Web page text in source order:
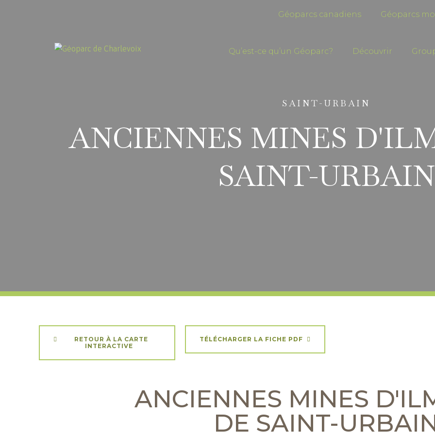
Géoparcs canadiens Géoparcs
Qu’est-ce qu’un Géoparc? Découvrir
SAINT-URBAIN
ANCIENNES MINES
SAINT-URBAIN
RETOUR À LA CARTE
INTERACTIVE
TÉLÉCHARGER LA FICHE PDF
ANCIENNES MINES
DE SAINT-